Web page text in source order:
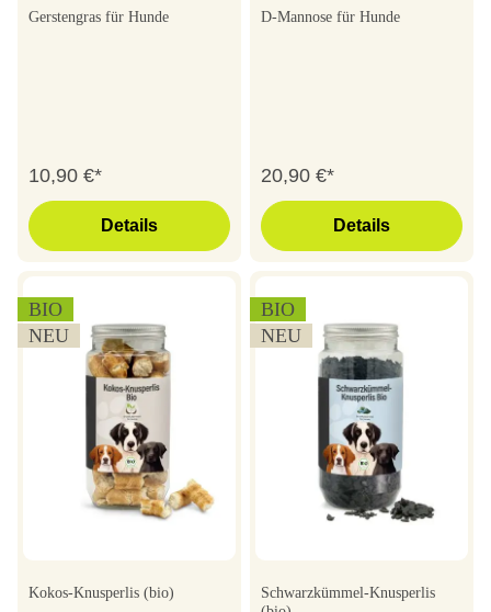
Gerstengras für Hunde
10,90 €*
Details
D-Mannose für Hunde
20,90 €*
Details
BIO
NEU
Kokos-Knusperlis (bio)
BIO
NEU
Schwarzkümmel-Knusperlis